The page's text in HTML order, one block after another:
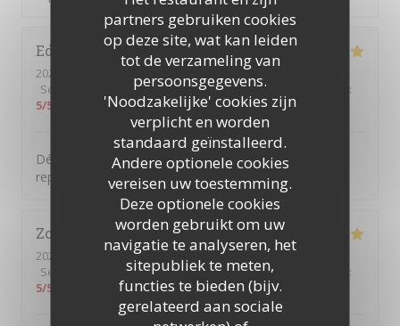
partners gebruiken cookies
op deze site, wat kan leiden
tot de verzameling van
persoonsgegevens.
'Noodzakelijke' cookies zijn
verplicht en worden
standaard geïnstalleerd.
Andere optionele cookies
vereisen uw toestemming.
Deze optionele cookies
worden gebruikt om uw
navigatie te analyseren, het
sitepubliek te meten,
functies te bieden (bijv.
gerelateerd aan sociale
Edith
2026-08-06
Service
Atmosfeer:5/5 Keuken: 5/5
:
5/5
Découverte de ce restaurant … Tout était parfait, le
repas, le cadre, l’accueil, nous y reviendrons …
Zoé
2026-08-06
- 13:30 - Gasten 2
Service
Atmosfeer:5/5 Keuken:5/5 Kwaliteit / Prijs
:
5/5